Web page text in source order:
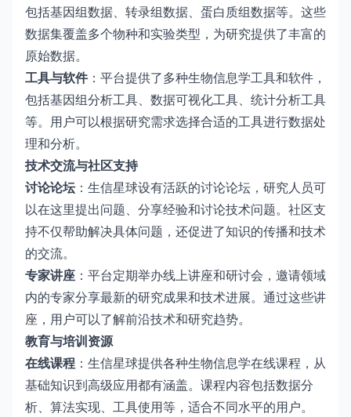
包括基因组数据、转录组数据、蛋白质组数据等。这些
数据集覆盖多个物种和实验类型，为研究提供了丰富的
原始数据。
工具与软件：平台提供了多种生物信息学工具和软件，
包括基因组分析工具、数据可视化工具、统计分析工具
等。用户可以根据研究需求选择合适的工具进行数据处
理和分析。
技术交流与社区支持
讨论论坛：生信星球设有活跃的讨论论坛，研究人员可
以在这里提出问题、分享经验和讨论技术问题。社区支
持不仅帮助解决具体问题，还促进了知识的传播和技术
的交流。
专家讲座 ：平台定期举办线上讲座和研讨会，邀请领域
内的专家分享最新的研究成果和技术进展。通过这些讲
座，用户可以了解前沿技术和研究趋势。
教育与培训资源
在线课程：生信星球提供各种生物信息学在线课程，从
基础知识到高级应用都有涵盖。课程内容包括数据分
析、算法实现、工具使用等，适合不同水平的用户。